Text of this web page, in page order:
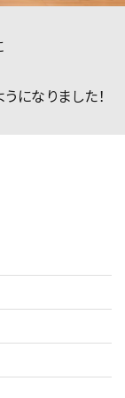
になりました！